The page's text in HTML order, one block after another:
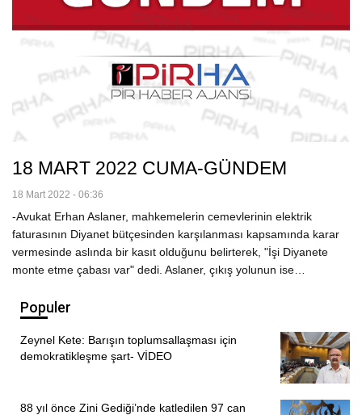
18 MART 2022 CUMA-GÜNDEM
18 Mart 2022 - 06:36
-Avukat Erhan Aslaner, mahkemelerin cemevlerinin elektrik
faturasının Diyanet bütçesinden karşılanması kapsamında karar
vermesinde aslında bir kasıt olduğunu belirterek, "İşi Diyanete
monte etme çabası var" dedi. Aslaner, çıkış yolunun ise…
Populer
Zeynel Kete: Barışın toplumsallaşması için
demokratikleşme şart- VİDEO
88 yıl önce Zini Gediği’nde katledilen 97 can